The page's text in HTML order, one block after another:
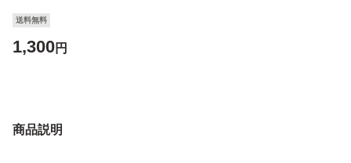
送料無料
1,300円
商品説明